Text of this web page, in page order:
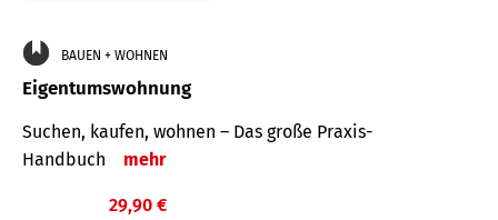
BAUEN + WOHNEN
Eigentumswohnung
Suchen, kaufen, wohnen – Das große Praxis-
Handbuch
mehr
29,90 €